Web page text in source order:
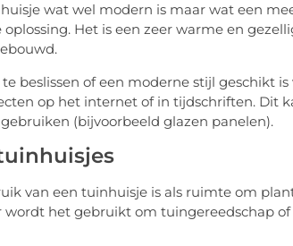
wat wel modern is maar wat een
oplossing. Het is een zeer warme en
beslissen of een moderne stijl geschikt
op het internet of in tijdschriften. Dit
(bijvoorbeeld glazen panelen).
van een tuinhuisje is als ruimte om
wordt het gebruikt om tuingereedschap